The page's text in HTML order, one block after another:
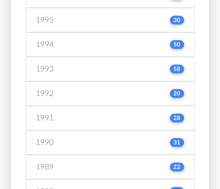
1995 30
1994 50
1993 58
1992 20
1991 28
1990 31
1989 22